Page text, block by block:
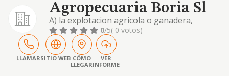
Agropecuaria Boria Sl
A) la explotacion agricola o ganadera,
propias o mediante arrendamientos de las
mismas, asi como la compra venta de
productos directamente relacionados con las
anteriores actividades como abonos,
insecticidas, herbicidas
0/5( 0 votos)
LLAMARSITIO WEB CÓMO
LLEGAR
VER
INFORME